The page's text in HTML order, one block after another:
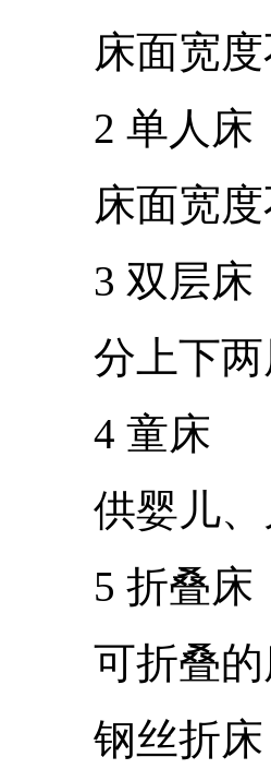
床面宽度
2 单人床
床面宽度
3 双层床
分上下两
4 童床
供婴儿、
5 折叠床
可折叠的
钢丝折床